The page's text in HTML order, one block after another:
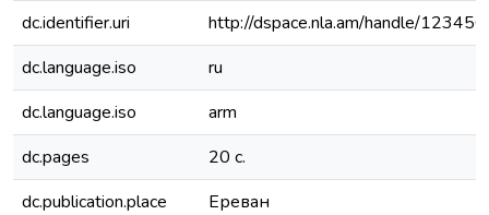
dc.identifier.uri
http://dspace.nla.am/handle/
dc.language.iso
ru
dc.language.iso
arm
dc.pages
20 с.
dc.publication.place
Ереван